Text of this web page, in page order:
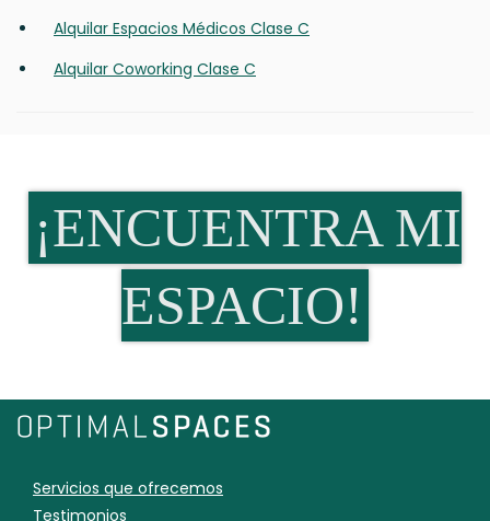
Alquilar Espacios Médicos Clase C
Alquilar Coworking Clase C
¡ENCUENTRA MI
ESPACIO!
Servicios que ofrecemos
Testimonios